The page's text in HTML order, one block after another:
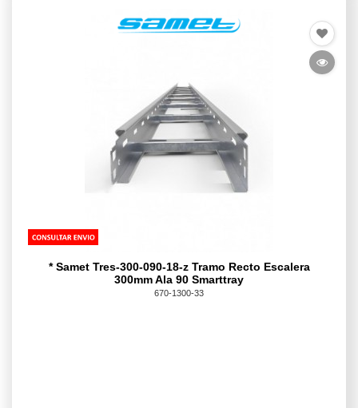
* Samet Tres-300-090-18-z Tramo Recto Escalera
300mm Ala 90 Smarttray
670-1300-33